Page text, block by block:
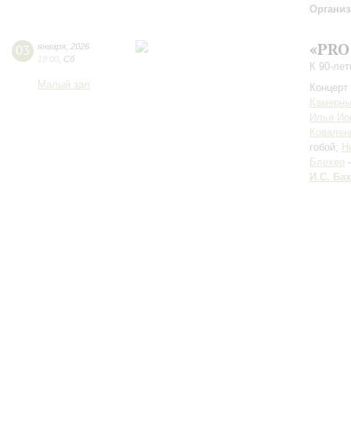
03 января 2026
19:00 Сб
Малый зал
К 90-
Илья
гобой;
Блехер
И.С. Бах